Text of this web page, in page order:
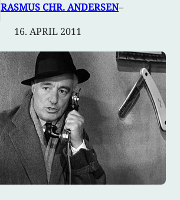
RASMUS CHR. ANDERSEN–
16. APRIL 2011